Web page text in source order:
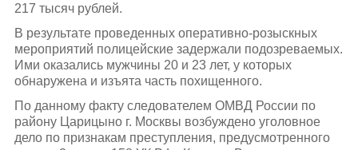
217 тысяч рублей.
В результате проведенных оперативно-розыскных
мероприятий полицейские задержали подозреваемых.
Ими оказались мужчины 20 и 23 лет, у которых
обнаружена и изъята часть похищенного.
По данному факту следователем ОМВД России по
району Царицыно г. Москвы возбуждено уголовное
дело по признакам преступления, предусмотренного